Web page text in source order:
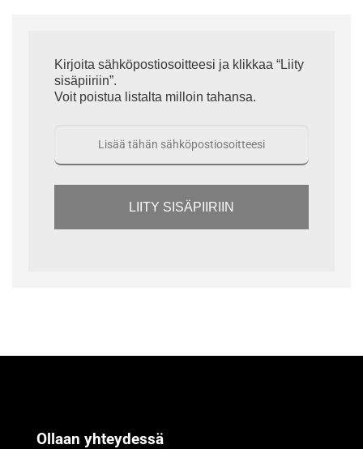
Kirjoita sähköpostiosoitteesi ja klikkaa “Liity
sisäpiiriin”.
Voit poistua listalta milloin tahansa.
LIITY SISÄPIIRIIN
Ollaan yhteydessä